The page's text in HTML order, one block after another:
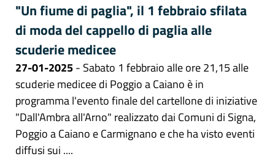
"Un fiume di paglia", il 1 febbraio sfilata
di moda del cappello di paglia alle
scuderie medicee
27-01-2025- Sabato 1 febbraio alle ore 21,15 alle
scuderie medicee di Poggio a Caiano è in
programma l'evento finale del cartellone di iniziative
"Dall'Ambra all'Arno" realizzato dai Comuni di Signa,
Poggio a Caiano e Carmignano e che ha visto eventi
diffusi sui ....